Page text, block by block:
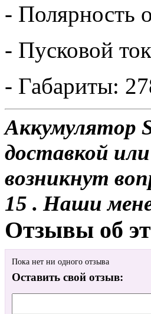
- Полярность
- Пусковой
- Габариты:
Аккумулятор
доставкой
возникнут
15 . Наши
Отзывы об
Пока нет ни одного отзыва
Оставить свой отзыв: